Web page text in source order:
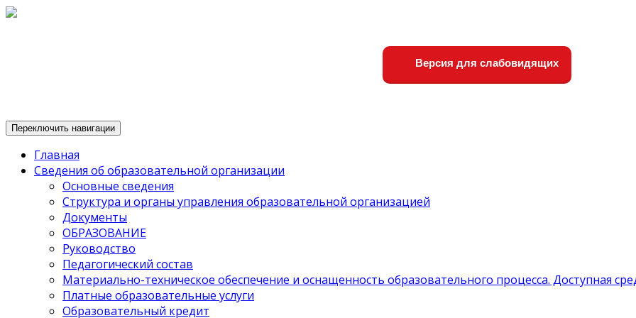
Версия для слабовидящих
Переключить навигации
Главная
Сведения об образовательной организации
Основные сведения
Структура и органы управления образовательной организацией
Документы
ОБРАЗОВАНИЕ
Руководство
Педагогический состав
Материально-техническое обеспечение и оснащенность образовательного процесса. Доступная
Платные образовательные услуги
Образовательный кредит